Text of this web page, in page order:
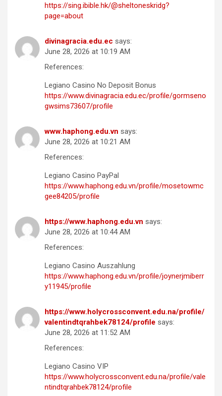
https://sing.ibible.hk/@sheltoneskridg?
page=about
divinagracia.edu.ec says:
June 28, 2026 at 10:19 AM
References:
Legiano Casino No Deposit Bonus
https://www.divinagracia.edu.ec/profile/gormseno
gwsims73607/profile
www.haphong.edu.vn says:
June 28, 2026 at 10:21 AM
References:
Legiano Casino PayPal
https://www.haphong.edu.vn/profile/mosetowmc
gee84205/profile
https://www.haphong.edu.vn says:
June 28, 2026 at 10:44 AM
References:
Legiano Casino Auszahlung
https://www.haphong.edu.vn/profile/joynerjmiberr
y11945/profile
https://www.holycrossconvent.edu.na/profile/
valentindtqrahbek78124/profile says:
June 28, 2026 at 11:52 AM
References:
Legiano Casino VIP
https://www.holycrossconvent.edu.na/profile/vale
ntindtqrahbek78124/profile